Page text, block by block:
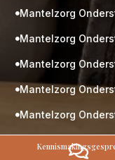
Zorg op maat
Persoonlijke
Geen lange
Altijd
Hoog
Contact
 Mantelzorg
 Mantelzorg
 Mantelzorg
 Mantelzorg
 Mantelzorg
Mantelzorg
